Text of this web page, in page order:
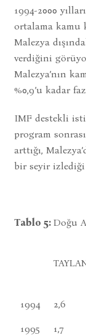
1994-2000
ortalama kamu
Malezya
verdiğini
Malezya’nın
%0,9’u kadar
IMF destekli
program
arttığı,
bir seyir izlediği
Tablo 5: Doğu
1994 2,6
1995 1,7